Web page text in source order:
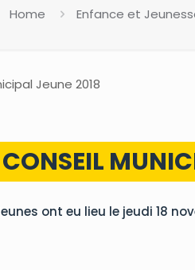
Home Enfance et
Jeune 2018
CONSEIL
ont eu lieu le jeudi 18